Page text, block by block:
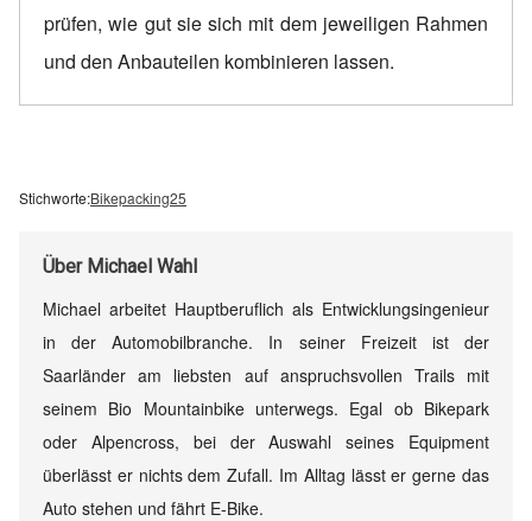
prüfen, wie gut sie sich mit dem jeweiligen Rahmen
und den Anbauteilen kombinieren lassen.
Stichworte:Bikepacking25
Über Michael Wahl
Michael arbeitet Hauptberuflich als Entwicklungsingenieur
in der Automobilbranche. In seiner Freizeit ist der
Saarländer am liebsten auf anspruchsvollen Trails mit
seinem Bio Mountainbike unterwegs. Egal ob Bikepark
oder Alpencross, bei der Auswahl seines Equipment
überlässt er nichts dem Zufall. Im Alltag lässt er gerne das
Auto stehen und fährt E-Bike.